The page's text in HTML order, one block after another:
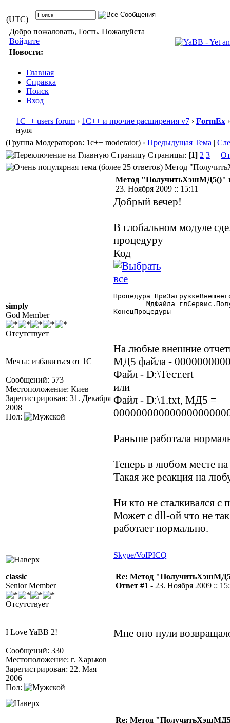
(UTC)
Добро пожаловать, Гость. Пожалуйста
Войдите
Новости:
Главная
Справка
Поиск
Вход
1С++ users forum › 1С++ и прочие расширения v7 › FormEx
нуля
(Группа Модераторов: 1c++ moderator) ‹ Предыдущая Тема |
Страницы: [1] 2 3
Метод
simply
God Member
Отсутствует
Мечта: избавиться от 1С
Сообщений: 573
Местоположение: Киев
Зарегистрирован: 31. Декабря
2008
Пол:
Метод "ПолучитьХэшМД5()"
23. Ноября 2009 :: 15:11
Добрый вечер!
В глобальном модуле
процедуру
Код
Процедура
КонецПроцедуры
На любые внешние
МД5 файла -
Файл - D:\Тест.ert
или
Файл - D:\1.txt, МД5 =
Раньше работала
Теперь в любом месте
Такая же реакция на
Ни кто не сталкивался с
Может с dll-ой что не
работает нормально.
Skype/VoIPICQ
classic
Senior Member
Отсутствует
I Love YaBB 2!
Сообщений: 330
Местоположение: г. Харьков
Зарегистрирован: 22. Мая
2006
Пол:
Re: Метод
Ответ #1 - 23. Ноября 2009 ::
Мне оно нули
Re: Метод